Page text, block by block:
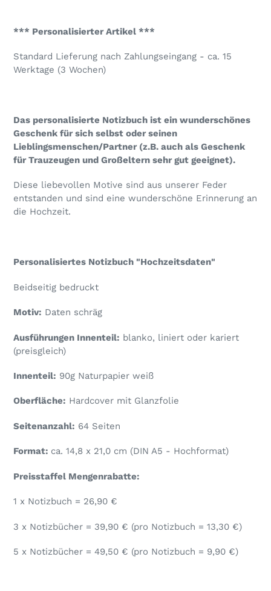
wird
Warenkorb
hinzugefügt
*** Personalisierter Artikel ***
Standard Lieferung nach Zahlungseingang - ca. 15
Werktage (3 Wochen)
Das personalisierte Notizbuch ist ein wunderschönes
Geschenk für sich selbst oder seinen
Lieblingsmenschen/Partner (z.B. auch als Geschenk
für Trauzeugen und Großeltern sehr gut geeignet).
Diese liebevollen Motive sind aus unserer Feder
entstanden und sind eine wunderschöne Erinnerung an
die Hochzeit.
Personalisiertes Notizbuch "Hochzeitsdaten"
Beidseitig bedruckt
Motiv: Daten schräg
Ausführungen Innenteil: blanko, liniert oder kariert
(preisgleich)
Innenteil: 90g Naturpapier weiß
Oberfläche: Hardcover mit Glanzfolie
Seitenanzahl: 64 Seiten
Format: ca. 14,8 x 21,0 cm (DIN A5 - Hochformat)
Preisstaffel Mengenrabatte:
1 x Notizbuch = 26,90 €
3 x Notizbücher = 39,90 € (pro Notizbuch = 13,30 €)
5 x Notizbücher = 49,50 € (pro Notizbuch = 9,90 €)